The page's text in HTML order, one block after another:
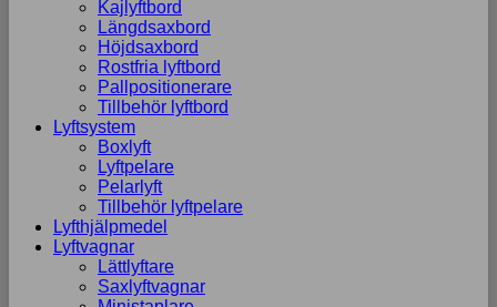
Kajlyftbord
Längdsaxbord
Höjdsaxbord
Rostfria lyftbord
Pallpositionerare
Tillbehör lyftbord
Lyftsystem
Boxlyft
Lyftpelare
Pelarlyft
Tillbehör lyftpelare
Lyfthjälpmedel
Lyftvagnar
Lättlyftare
Saxlyftvagnar